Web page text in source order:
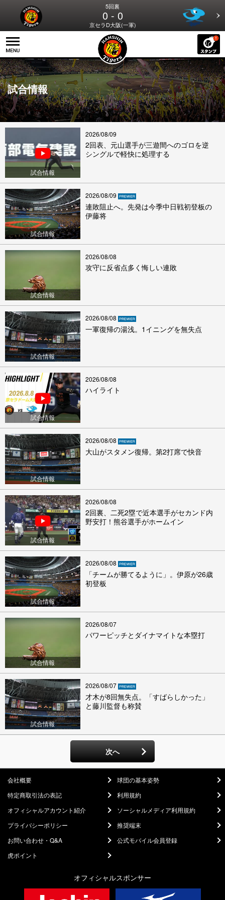
5回裏
0 - 0
京セラD大阪(一軍)
試合情報
試合情報
2026/08/09
2回表、元山選手が三遊間へのゴロを逆
シングルで軽快に処理する
試合情報
2026/08/09
連敗阻止へ。先発は今季中日戦初登板の
伊藤将
試合情報
2026/08/08
攻守に反省点多く悔しい連敗
試合情報
2026/08/08
一軍復帰の湯浅。1イニングを無失点
試合情報
2026/08/08
ハイライト
試合情報
2026/08/08
大山がスタメン復帰。第2打席で快音
試合情報
2026/08/08
2回裏、二死2塁で近本選手がセカンド内
野安打！熊谷選手がホームイン
試合情報
2026/08/08
「チームが勝てるように」。伊原が26歳
初登板
試合情報
2026/08/07
パワーピッチとダイナマイトな本塁打
試合情報
2026/08/07
才木が8回無失点。「すばらしかった」
と藤川監督も称賛
次へ
会社概要
球団の基本姿勢
特定商取引法の表記
利用規約
オフィシャルアカウント紹介
ソーシャルメディア利用規約
プライバシーポリシー
推奨端末
お問い合わせ・Q&A
公式モバイル会員登録
虎ポイント
オフィシャルスポンサー